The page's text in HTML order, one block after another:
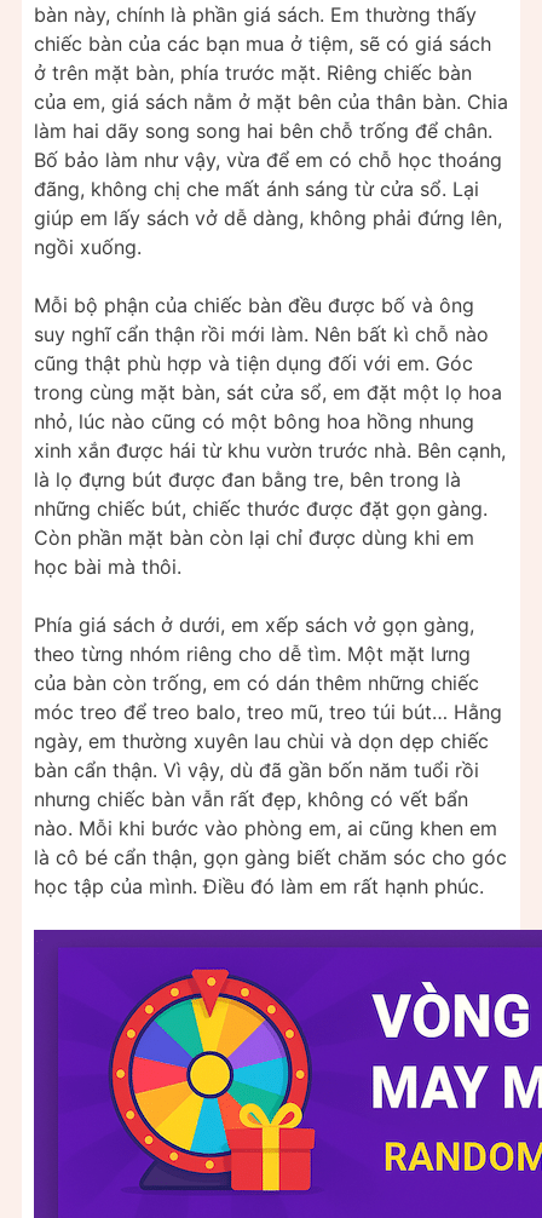
bàn này, chính là phần giá sách. Em thường thấy
chiếc bàn của các bạn mua ở tiệm, sẽ có giá sách
ở trên mặt bàn, phía trước mặt. Riêng chiếc bàn
của em, giá sách nằm ở mặt bên của thân bàn. Chia
làm hai dãy song song hai bên chỗ trống để chân.
Bố bảo làm như vậy, vừa để em có chỗ học thoáng
đãng, không chị che mất ánh sáng từ cửa sổ. Lại
giúp em lấy sách vở dễ dàng, không phải đứng lên,
ngồi xuống.
Mỗi bộ phận của chiếc bàn đều được bố và ông
suy nghĩ cẩn thận rồi mới làm. Nên bất kì chỗ nào
cũng thật phù hợp và tiện dụng đối với em. Góc
trong cùng mặt bàn, sát cửa sổ, em đặt một lọ hoa
nhỏ, lúc nào cũng có một bông hoa hồng nhung
xinh xắn được hái từ khu vườn trước nhà. Bên cạnh,
là lọ đựng bút được đan bằng tre, bên trong là
những chiếc bút, chiếc thước được đặt gọn gàng.
Còn phần mặt bàn còn lại chỉ được dùng khi em
học bài mà thôi.
Phía giá sách ở dưới, em xếp sách vở gọn gàng,
theo từng nhóm riêng cho dễ tìm. Một mặt lưng
của bàn còn trống, em có dán thêm những chiếc
móc treo để treo balo, treo mũ, treo túi bút… Hằng
ngày, em thường xuyên lau chùi và dọn dẹp chiếc
bàn cẩn thận. Vì vậy, dù đã gần bốn năm tuổi rồi
nhưng chiếc bàn vẫn rất đẹp, không có vết bẩn
nào. Mỗi khi bước vào phòng em, ai cũng khen em
là cô bé cẩn thận, gọn gàng biết chăm sóc cho góc
học tập của mình. Điều đó làm em rất hạnh phúc.